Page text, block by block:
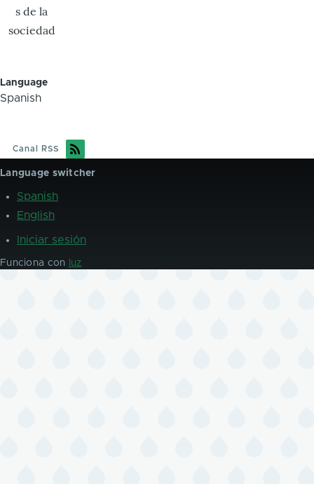
s de la
sociedad
Language
Spanish
Canal RSS
Language switcher
Spanish
English
User
menu
Iniciar sesión
Funciona con luz